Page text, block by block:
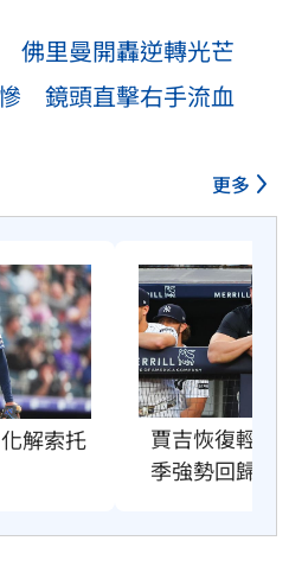
佛里曼開轟逆轉光芒
鏡頭直擊右手流血
更多
解索托
賈吉恢復輕度
季強勢回歸賽